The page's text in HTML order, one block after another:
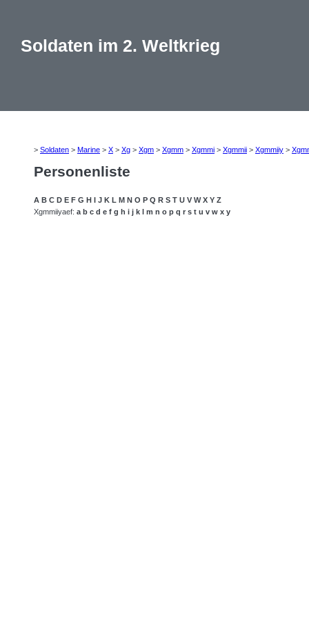
Soldaten im 2. Weltkrieg
> Soldaten > Marine > X > Xg > Xgm > Xgmm > Xgmmi > Xgmmii > Xgmmiiy >
Personenliste
A B C D E F G H I J K L M N O P Q R S T U V W X Y Z
Xgmmiiyaef: a b c d e f g h i j k l m n o p q r s t u v w x y